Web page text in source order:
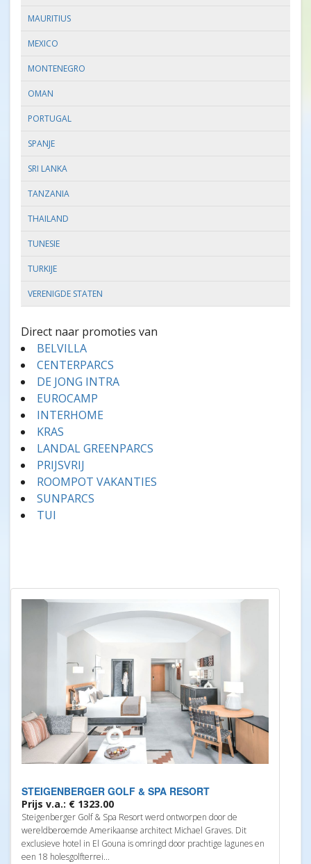
MAURITIUS
MEXICO
MONTENEGRO
OMAN
PORTUGAL
SPANJE
SRI LANKA
TANZANIA
THAILAND
TUNESIE
TURKIJE
VERENIGDE STATEN
Direct naar promoties van
BELVILLA
CENTERPARCS
DE JONG INTRA
EUROCAMP
INTERHOME
KRAS
LANDAL GREENPARCS
PRIJSVRIJ
ROOMPOT VAKANTIES
SUNPARCS
TUI
STEIGENBERGER GOLF & SPA RESORT
Prijs v.a.: € 1323.00
Steigenberger Golf & Spa Resort werd ontworpen door de
wereldberoemde Amerikaanse architect Michael Graves. Dit
exclusieve hotel in El Gouna is omringd door prachtige lagunes en
een 18 holesgolfterrei...